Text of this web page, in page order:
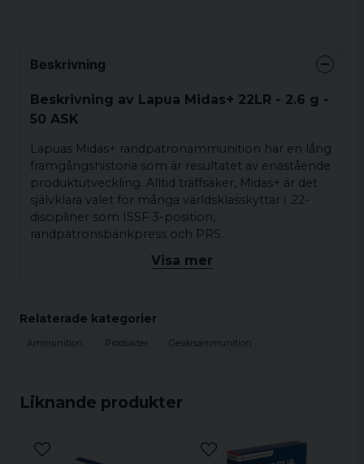
Liknande produkter
Beskrivning
Beskrivning av Lapua Midas+ 22LR - 2.6 g -
50 ASK
Lapuas Midas+ randpatronammunition har en lång
framgångshistoria som är resultatet av enastående
produktutveckling. Alltid träffsäker, Midas+ är det
självklara valet för många världsklasskyttar i .22-
discipliner som ISSF 3-position,
randpatronsbänkpress och PRS.
Antal: 50 st
Visa mer
Relaterade kategorier
Ammunition Produkter Gevärsammunition